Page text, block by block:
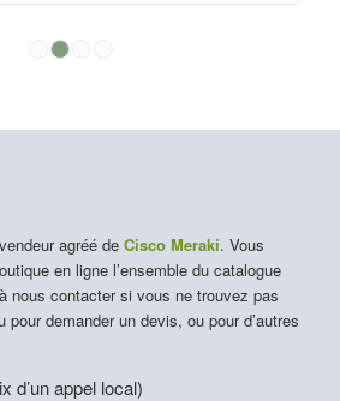
agréé de Cisco Meraki. Vous
en ligne l’ensemble du catalogue
nous contacter si vous ne trouvez pas
demander un devis, ou pour d’autres
d’un appel local)